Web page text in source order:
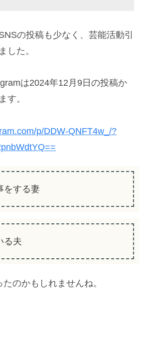
の投稿も少なく、芸能活動引
した。
は2024年12月9日の投稿か
す。
p/DDW-QNFT4w_/?
をする妻
る夫
のかもしれませんね。